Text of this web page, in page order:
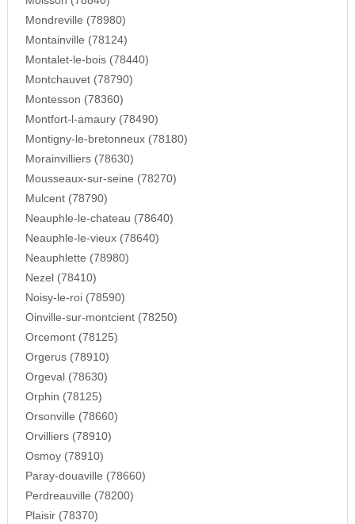
Mondreville (78980)
Montainville (78124)
Montalet-le-bois (78440)
Montchauvet (78790)
Montesson (78360)
Montfort-l-amaury (78490)
Montigny-le-bretonneux (78180)
Morainvilliers (78630)
Mousseaux-sur-seine (78270)
Mulcent (78790)
Neauphle-le-chateau (78640)
Neauphle-le-vieux (78640)
Neauphlette (78980)
Nezel (78410)
Noisy-le-roi (78590)
Oinville-sur-montcient (78250)
Orcemont (78125)
Orgerus (78910)
Orgeval (78630)
Orphin (78125)
Orsonville (78660)
Orvilliers (78910)
Osmoy (78910)
Paray-douaville (78660)
Perdreauville (78200)
Plaisir (78370)